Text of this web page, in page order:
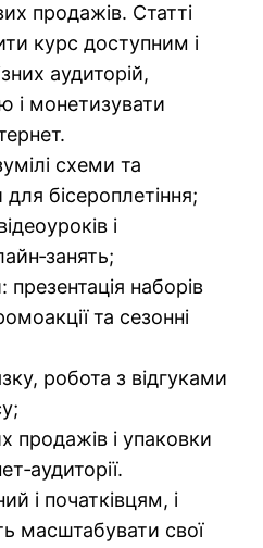
продажів. Статті
курс доступним і
аудиторій,
і монетизувати
схеми та
для бісероплетіння;
і
наборів
та сезонні
робота з відгуками
продажів і упаковки
і початківцям, і
масштабувати свої